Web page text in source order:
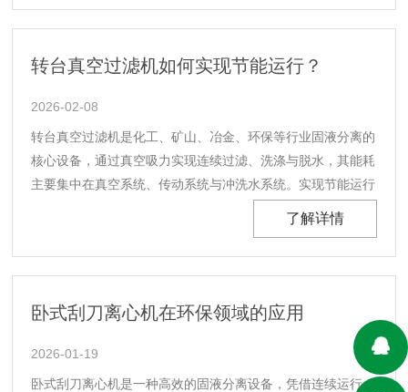
差的作用下从转子外侧沿着静折流圈与动折流圈之间的间隙曲
折地由外向中心流动，后经出气口离开床体......
转台真空过滤机如何实现节能运行？
2026-02-08
转台真空过滤机是化工、矿山、冶金、环保等行业固液分离的
核心设备，通过真空吸力实现连续过滤、洗涤与脱水，其能耗
主要集中在真空系统、传动系统与冲洗水系统。实现节能运行
需从工艺优化、设备改造、智能控制、系统匹配等多方面入
能率可达20%–40%。以下从六大核心方向解析节能路......
了解详情
卧式刮刀离心机在环保领域的应用
2026-01-19
卧式刮刀离心机是一种高效的固液分离设备，凭借连续运行、